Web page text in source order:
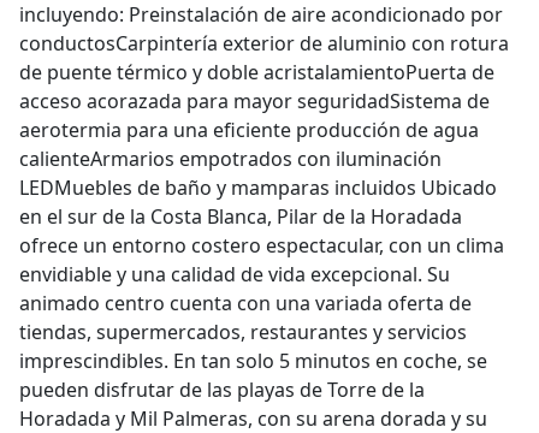
incluyendo: Preinstalación de aire acondicionado por
conductosCarpintería exterior de aluminio con rotura
de puente térmico y doble acristalamientoPuerta de
acceso acorazada para mayor seguridadSistema de
aerotermia para una eficiente producción de agua
calienteArmarios empotrados con iluminación
LEDMuebles de baño y mamparas incluidos Ubicado
en el sur de la Costa Blanca, Pilar de la Horadada
ofrece un entorno costero espectacular, con un clima
envidiable y una calidad de vida excepcional. Su
animado centro cuenta con una variada oferta de
tiendas, supermercados, restaurantes y servicios
imprescindibles. En tan solo 5 minutos en coche, se
pueden disfrutar de las playas de Torre de la
Horadada y Mil Palmeras, con su arena dorada y su